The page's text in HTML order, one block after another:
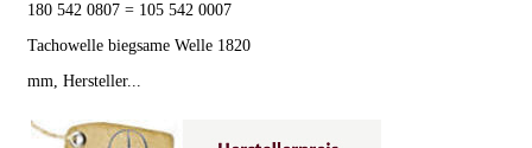
180 542 0807 = 105 542 0007
Tachowelle biegsame Welle 1820
mm, Hersteller...